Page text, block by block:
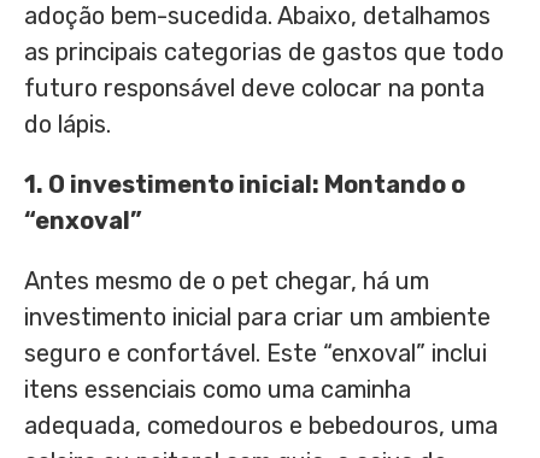
adoção bem-sucedida. Abaixo, detalhamos
as principais categorias de gastos que todo
futuro responsável deve colocar na ponta
do lápis.
1. O investimento inicial: Montando o
“enxoval”
Antes mesmo de o pet chegar, há um
investimento inicial para criar um ambiente
seguro e confortável. Este “enxoval” inclui
itens essenciais como uma caminha
adequada, comedouros e bebedouros, uma